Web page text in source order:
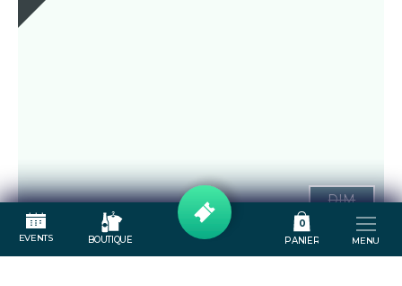
EVENTS BOUTIQUE
0
PANIER
MENU
DEAF TEST - SPÉCIAL
DIM
30